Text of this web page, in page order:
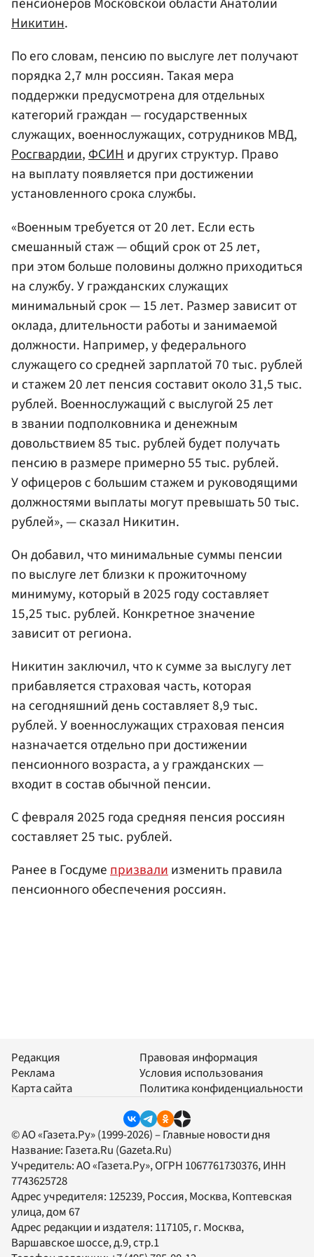
Никитин.
По его словам, пенсию по выслуге лет получают
порядка 2,7 млн россиян. Такая мера
поддержки предусмотрена для отдельных
категорий граждан — государственных
служащих, военнослужащих, сотрудников МВД,
Росгвардии,ФСИНи других структур. Право
на выплату появляется при достижении
установленного срока службы.
«Военным требуется от 20 лет. Если есть
смешанный стаж — общий срок от 25 лет,
при этом больше половины должно приходиться
на службу. У гражданских служащих
минимальный срок — 15 лет. Размер зависит от
оклада, длительности работы и занимаемой
должности. Например, у федерального
служащего со средней зарплатой 70 тыс. рублей
и стажем 20 лет пенсия составит около 31,5 тыс.
рублей. Военнослужащий с выслугой 25 лет
в звании подполковника и денежным
довольствием 85 тыс. рублей будет получать
пенсию в размере примерно 55 тыс. рублей.
У офицеров с большим стажем и руководящими
должностями выплаты могут превышать 50 тыс.
рублей», — сказал Никитин.
Он добавил, что минимальные суммы пенсии
по выслуге лет близки к прожиточному
минимуму, который в 2025 году составляет
15,25 тыс. рублей. Конкретное значение
зависит от региона.
Никитин заключил, что к сумме за выслугу лет
прибавляется страховая часть, которая
на сегодняшний день составляет 8,9 тыс.
рублей. У военнослужащих страховая пенсия
назначается отдельно при достижении
пенсионного возраста, а у гражданских —
входит в состав обычной пенсии.
С февраля 2025 года средняя пенсия россиян
составляет 25 тыс. рублей.
Ранее в Госдумепризвалиизменить правила
пенсионного обеспечения россиян.
Редакция
Реклама
Карта сайта
Правовая информация
Условия использования
Политика конфиденциальности
© АО «Газета.Ру» (1999-2026) – Главные новости дня
Название: Газета.Ru (Gazeta.Ru)
Учредитель:АО «Газета.Ру», ОГРН 1067761730376, ИНН
7743625728
Адрес учредителя: 125239, Россия, Москва, Коптевская
улица, дом 67
Адрес редакции и издателя: 117105, г. Москва,
Варшавское шоссе, д.9, стр.1